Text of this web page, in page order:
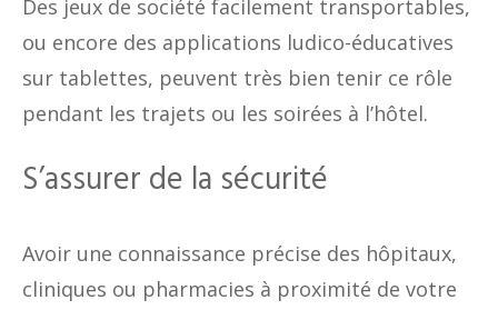
Des jeux de société facilement transportables,
ou encore des applications ludico-éducatives
sur tablettes, peuvent très bien tenir ce rôle
pendant les trajets ou les soirées à l’hôtel.
S’assurer de la sécurité
Avoir une connaissance précise des hôpitaux,
cliniques ou pharmacies à proximité de votre